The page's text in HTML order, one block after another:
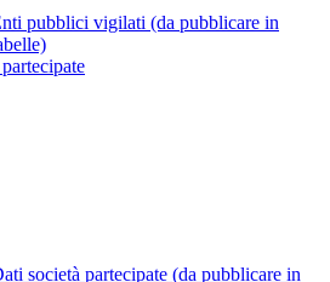
pubblici vigilati (da pubblicare in
società partecipate (da pubblicare in